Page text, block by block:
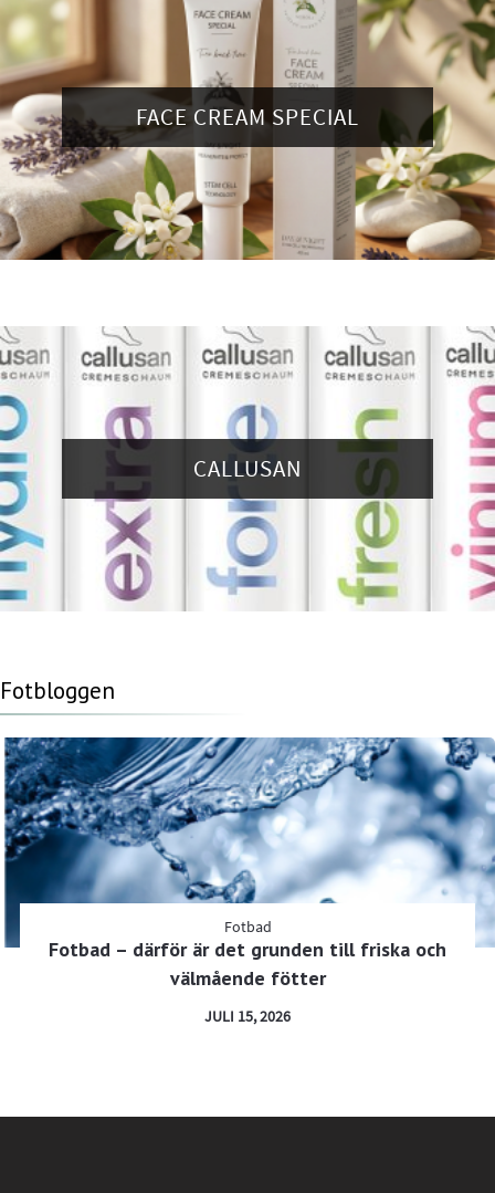
FACE CREAM SPECIAL
CALLUSAN
Fotbloggen
Fotbad
Fotbad – därför är det grunden till friska och
välmående fötter
JULI 15, 2026